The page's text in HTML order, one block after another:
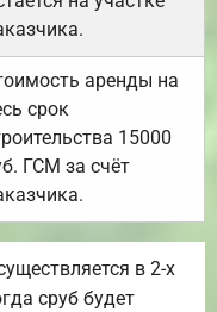
аренды на
срок
15000
ГСМ за счёт
в 2-х
сруб будет